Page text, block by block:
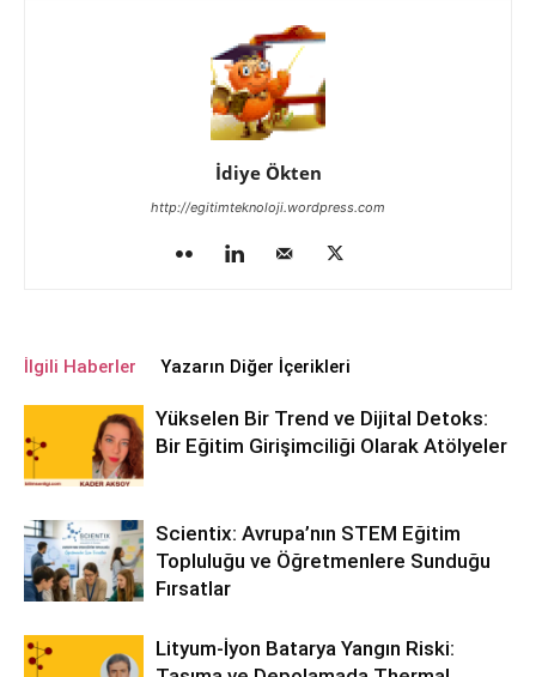
İdiye Ökten
http://egitimteknoloji.wordpress.com
İlgili Haberler Yazarın Diğer İçerikleri
Yükselen Bir Trend ve Dijital Detoks:
Bir Eğitim Girişimciliği Olarak Atölyeler
Scientix: Avrupa’nın STEM Eğitim
Topluluğu ve Öğretmenlere Sunduğu
Fırsatlar
Lityum-İyon Batarya Yangın Riski: